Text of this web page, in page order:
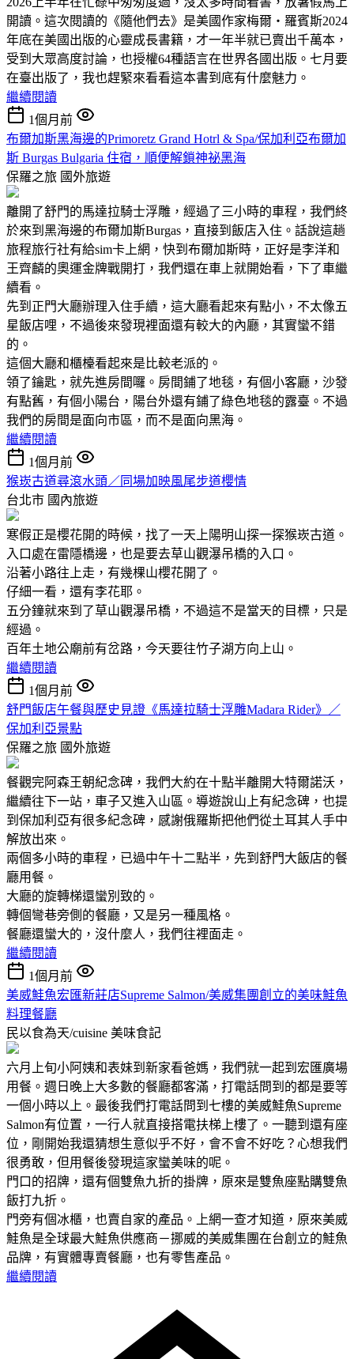
開讀。這次閱讀的《隨他們去》是美國作家梅爾‧羅賓斯2024
年底在美國出版的心靈成長書籍，才一年半就已賣出千萬本，
受到大眾高度討論，也授權64種語言在世界各國出版。七月要
在臺出版了，我也趕緊來看看這本書到底有什麼魅力。
繼續閱讀
1個月前
布爾加斯黑海邊的Primoretz Grand Hotrl & Spa/保加利亞布爾加
斯 Burgas Bulgaria 住宿，順便解鎖神祕黑海
保羅之旅 國外旅遊
離開了舒門的馬達拉騎士浮雕，經過了三小時的車程，我們終
於來到黑海邊的布爾加斯Burgas，直接到飯店入住。話說這趟
旅程旅行社有給sim卡上網，快到布爾加斯時，正好是李洋和
王齊麟的奧運金牌戰開打，我們還在車上就開始看，下了車繼
續看。
先到正門大廳辦理入住手續，這大廳看起來有點小，不太像五
星飯店哩，不過後來發現裡面還有較大的內廳，其實蠻不錯
的。
這個大廳和櫃檯看起來是比較老派的。
領了鑰匙，就先進房間囉。房間鋪了地毯，有個小客廳，沙發
有點舊，有個小陽台，陽台外還有鋪了綠色地毯的露臺。不過
我們的房間是面向市區，而不是面向黑海。
繼續閱讀
1個月前
猴崁古道尋滾水頭／同場加映風尾步道櫻情
台北市 國內旅遊
寒假正是櫻花開的時候，找了一天上陽明山探一探猴崁古道。
入口處在雷隱橋邊，也是要去草山觀瀑吊橋的入口。
沿著小路往上走，有幾棵山櫻花開了。
仔細一看，還有李花耶。
五分鐘就來到了草山觀瀑吊橋，不過這不是當天的目標，只是
經過。
百年土地公廟前有岔路，今天要往竹子湖方向上山。
繼續閱讀
1個月前
舒門飯店午餐與歷史見證《馬達拉騎士浮雕Madara Rider》／
保加利亞景點
保羅之旅 國外旅遊
餐觀完阿森王朝紀念碑，我們大約在十點半離開大特爾諾沃，
繼續往下一站，車子又進入山區。導遊說山上有紀念碑，也提
到保加利亞有很多紀念碑，感謝俄羅斯把他們從土耳其人手中
解放出來。
兩個多小時的車程，已過中午十二點半，先到舒門大飯店的餐
廳用餐。
大廳的旋轉梯還蠻別致的。
轉個彎巷旁側的餐廳，又是另一種風格。
餐廳還蠻大的，沒什麼人，我們往裡面走。
繼續閱讀
1個月前
美威鮭魚宏匯新莊店Supreme Salmon/美威集團創立的美味鮭魚
料理餐廳
民以食為天/cuisine 美味食記
六月上旬小阿姨和表妹到新家看爸媽，我們就一起到宏匯廣場
用餐。週日晚上大多數的餐廳都客滿，打電話問到的都是要等
一個小時以上。最後我們打電話問到七樓的美威鮭魚Supreme
Salmon有位置，一行人就直接搭電扶梯上樓了。一聽到還有座
位，剛開始我還猜想生意似乎不好，會不會不好吃？心想我們
很勇敢，但用餐後發現這家蠻美味的呢。
門口的招牌，還有個雙魚九折的掛牌，原來是雙魚座點購雙魚
飯打九折。
門旁有個冰櫃，也賣自家的產品。上網一查才知道，原來美威
鮭魚是全球最大鮭魚供應商－挪威的美威集團在台創立的鮭魚
品牌，有實體專賣餐廳，也有零售產品。
繼續閱讀